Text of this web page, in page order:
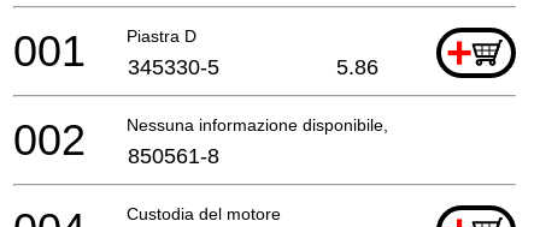
Piastra D +
001 345330-5 5.86
Nessuna informazione disponibile, non ordinabile
002 850561-8
Custodia del motore